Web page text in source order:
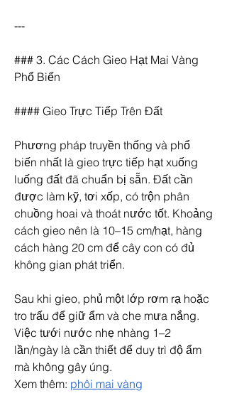
---
### 3. Các Cách Gieo Hạt Mai Vàng
Phổ Biến
#### Gieo Trực Tiếp Trên Đất
Phương pháp truyền thống và phổ
biến nhất là gieo trực tiếp hạt xuống
luống đất đã chuẩn bị sẵn. Đất cần
được làm kỹ, tơi xốp, có trộn phân
chuồng hoai và thoát nước tốt. Khoảng
cách gieo nên là 10–15 cm/hạt, hàng
cách hàng 20 cm để cây con có đủ
không gian phát triển.
Sau khi gieo, phủ một lớp rơm rạ hoặc
tro trấu để giữ ẩm và che mưa nắng.
Việc tưới nước nhẹ nhàng 1–2
lần/ngày là cần thiết để duy trì độ ẩm
mà không gây úng.
Xem thêm: phôi mai vàng